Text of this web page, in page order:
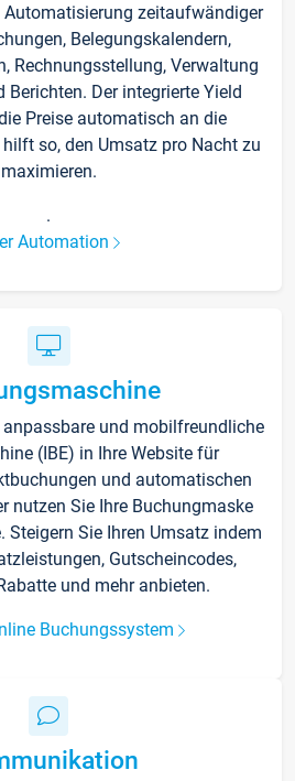
Automatisierung zeitaufwändiger
Belegungskalendern,
Rechnungsstellung, Verwaltung
Der integrierte Yield
Preise automatisch an die
so, den Umsatz pro Nacht zu
maximieren.
.
Automation
anpassbare und mobilfreundliche
(IBE) in Ihre Website für
und automatischen
nutzen Sie Ihre Buchungmaske
Steigern Sie Ihren Umsatz indem
Gutscheincodes,
und mehr anbieten.
Buchungssystem